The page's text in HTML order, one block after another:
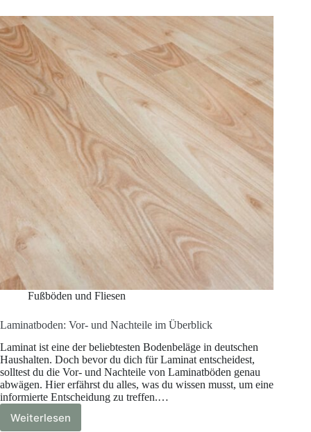
die
Sanierung
eines
Bestandsgebäudes
Fußböden und Fliesen
Laminatboden: Vor- und Nachteile im Überblick
Laminat ist eine der beliebtesten Bodenbeläge in deutschen
Haushalten. Doch bevor du dich für Laminat entscheidest,
solltest du die Vor- und Nachteile von Laminatböden genau
abwägen. Hier erfährst du alles, was du wissen musst, um eine
informierte Entscheidung zu treffen.…
WeiterlesenLaminatboden: